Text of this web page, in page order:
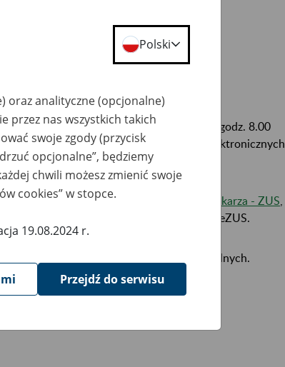
prac serwisowych, w sobotę 22 marca od godz. 8.00
w dostępie do portalu Platformy Usług Elektronicznych
mogli korzystać zAplikacji mZUS dla Lekarza - ZUS
i połączoną ze swoim kontem PUE/eZUS.
mobilna mZUS dla klientów indywidualnych.
Polski
oraz analityczne (opcjonalne)
przez nas wszystkich takich
swoje zgody (przycisk
opcjonalne”, będziemy
chwili możesz zmienić swoje
cookies” w stopce.
19.08.2024 r.
Przejdź do serwisu